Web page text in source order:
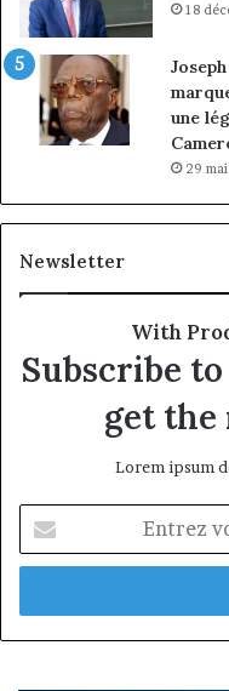
18
une
29
Newsletter
With
Subscribe
get the
Lorem ipsum
votre
adresse